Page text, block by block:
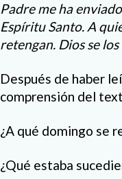
Padre me ha
Espíritu Santo. A
retengan. Dios se
Después de haber
comprensión del
¿A qué domingo se
¿Qué estaba